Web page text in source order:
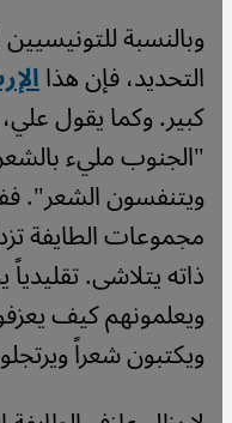
وبالنسبة
التحديد، فإن هذا
"الجنوب مليء
ويتنفسون الشعر".
مجموعات الطايفة
ذاته يتلاشى. تقليدياً
ويعلمونهم كيف
ويكتبون شعراً